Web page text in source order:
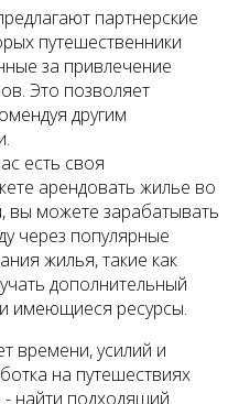
партнерские
путешественники
за привлечение
Это позволяет
другим
есть своя
арендовать жилье во
вы можете зарабатывать
через популярные
жилья, такие как
дополнительный
имеющиеся ресурсы.
времени, усилий и
на путешествиях
- найти подходящий